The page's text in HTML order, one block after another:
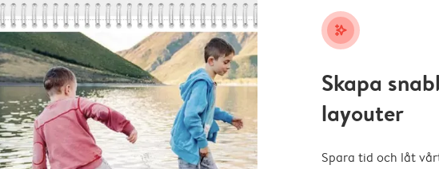
stars_plus
Skapa
layouter
Spara tid och låt